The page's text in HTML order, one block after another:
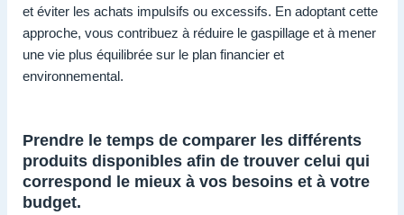
et éviter les achats impulsifs ou excessifs. En adoptant cette
approche, vous contribuez à réduire le gaspillage et à mener
une vie plus équilibrée sur le plan financier et
environnemental.
Prendre le temps de comparer les différents
produits disponibles afin de trouver celui qui
correspond le mieux à vos besoins et à votre
budget.